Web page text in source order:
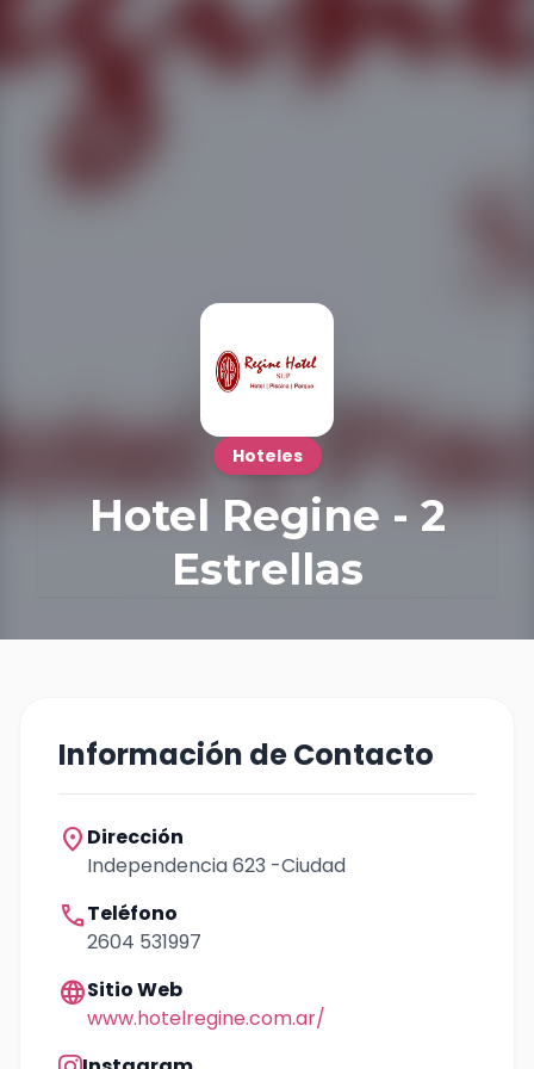
Hoteles
Hotel Regine - 2
Estrellas
Información de Contacto
location_on Dirección
Independencia 623 -Ciudad
callTeléfono
2604 531997
languageSitio Web
www.hotelregine.com.ar/